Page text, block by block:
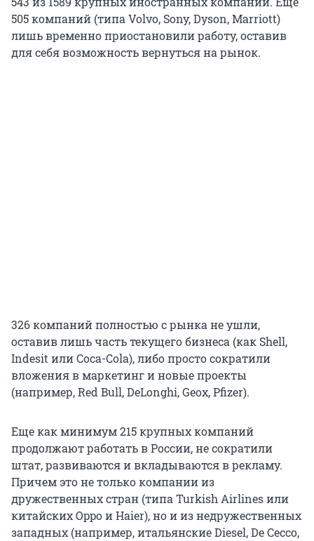
505 компаний (типа Volvo, Sony, Dyson, Marriott)
лишь временно приостановили работу, оставив
для себя возможность вернуться на рынок.
326 компаний полностью с рынка не ушли,
оставив лишь часть текущего бизнеса (как Shell,
Indesit или Coca-Cola), либо просто сократили
вложения в маркетинг и новые проекты
(например, Red Bull, DeLonghi, Geox, Pfizer).
Еще как минимум 215 крупных компаний
продолжают работать в России, не сократили
штат, развиваются и вкладываются в рекламу.
Причем это не только компании из
дружественных стран (типа Turkish Airlines или
китайских Oppo и Haier), но и из недружественных
западных (например, итальянские Diesel, De Cecco,